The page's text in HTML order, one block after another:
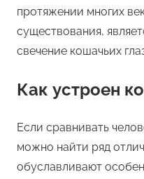
протяжении многих
существования,
свечение кошачьих
Как устроен
Если сравнивать
можно найти ряд
обуславливают